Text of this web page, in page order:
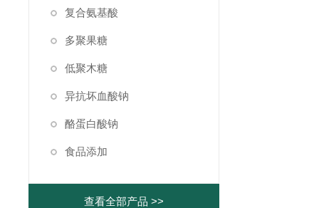
复合氨基酸
多聚果糖
低聚木糖
异抗坏血酸钠
酪蛋白酸钠
食品添加
查看全部产品 >>